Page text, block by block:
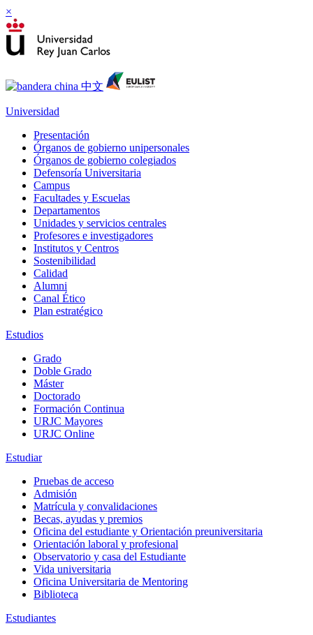
×
Universidad
Presentación
Órganos de gobierno unipersonales
Órganos de gobierno colegiados
Defensoría Universitaria
Campus
Facultades y Escuelas
Departamentos
Unidades y servicios centrales
Profesores e investigadores
Institutos y Centros
Sostenibilidad
Calidad
Alumni
Canal Ético
Plan estratégico
Estudios
Grado
Doble Grado
Máster
Doctorado
Formación Continua
URJC Mayores
URJC Online
Estudiar
Pruebas de acceso
Admisión
Matrícula y convalidaciones
Becas, ayudas y premios
Oficina del estudiante y Orientación preuniversitaria
Orientación laboral y profesional
Observatorio y casa del Estudiante
Vida universitaria
Oficina Universitaria de Mentoring
Biblioteca
Estudiantes